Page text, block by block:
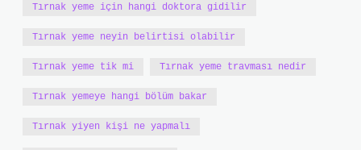
Tırnak yeme için hangi doktora gidilir
Tırnak yeme neyin belirtisi olabilir
Tırnak yeme tik mi Tırnak yeme travması nedir
Tırnak yemeye hangi bölüm bakar
Tırnak yiyen kişi ne yapmalı